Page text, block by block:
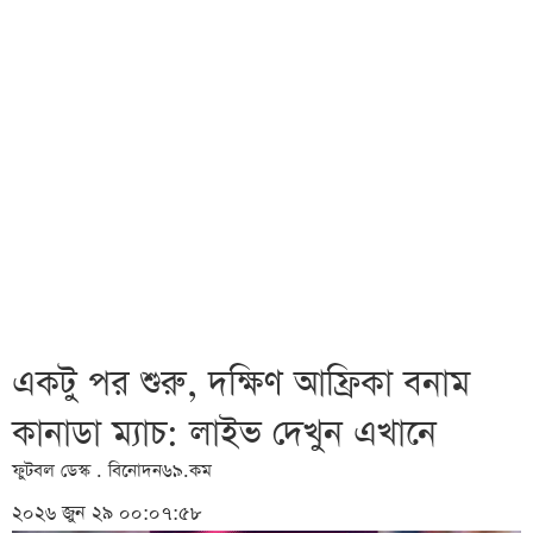
একটু পর শুরু, দক্ষিণ আফ্রিকা বনাম
কানাডা ম্যাচ: লাইভ দেখুন এখানে
ফুটবল ডেস্ক . বিনোদন৬৯.কম
২০২৬ জুন ২৯ ০০:০৭:৫৮